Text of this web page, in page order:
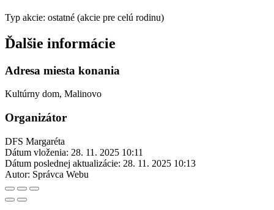
Typ akcie: ostatné (akcie pre celú rodinu)
Ďalšie informácie
Adresa miesta konania
Kultúrny dom, Malinovo
Organizátor
DFS Margaréta
Dátum vloženia: 28. 11. 2025 10:11
Dátum poslednej aktualizácie: 28. 11. 2025 10:13
Autor: Správca Webu